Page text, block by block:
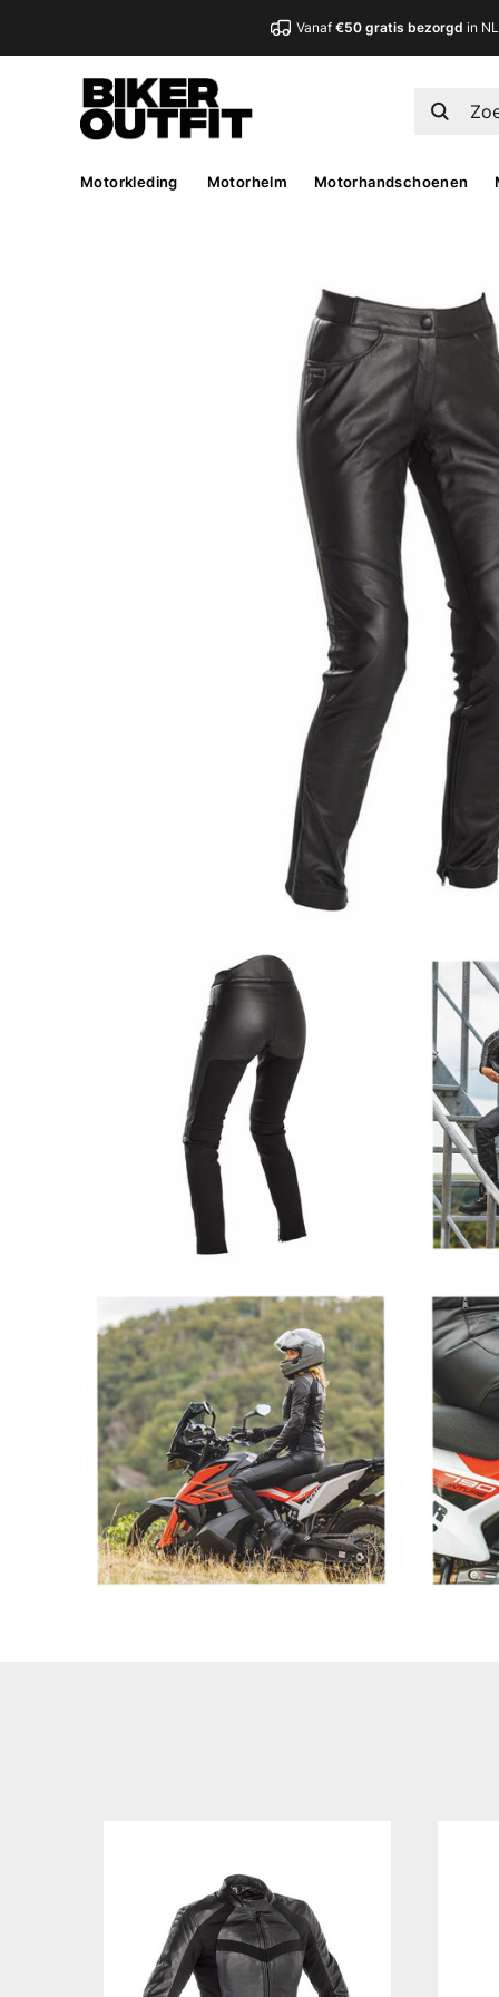
Vanaf€50 gratis bezorgd in NL
Motorkleding Motorhelm Motorhandschoenen